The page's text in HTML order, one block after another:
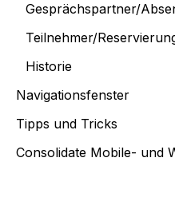
Gesprächspartner/
Teilnehmer/
Historie
Navigationsfenster
Tipps und Tricks
Consolidate Mobile- und